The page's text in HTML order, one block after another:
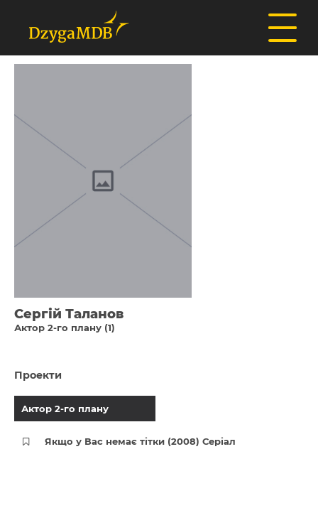
Сергій Таланов
Актор 2-го плану (1)
Проекти
Актор 2-го плану
Якщо у Вас немає тітки (2008) Серіал